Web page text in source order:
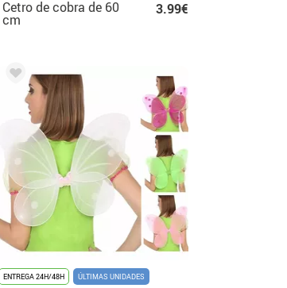
Cetro de cobra de 60
cm
3.99€
ENTREGA 24H/48H ÚLTIMAS UNIDADES